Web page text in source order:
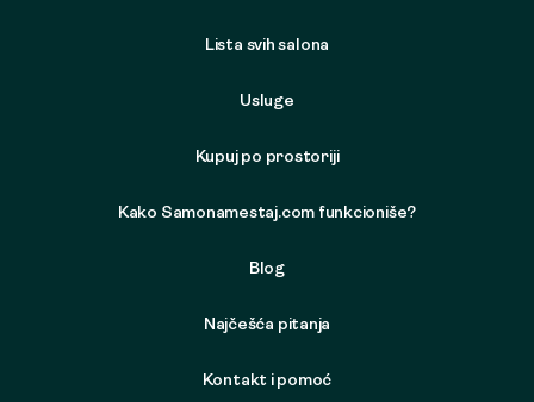
Lista svih salona
Usluge
Kupuj po prostoriji
Kako Samonamestaj.com funkcioniše?
Blog
Najčešća pitanja
Kontakt i pomoć